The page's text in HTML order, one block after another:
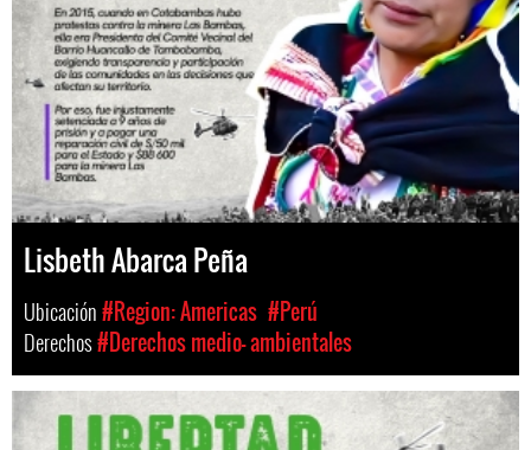
Lisbeth Abarca Peña
Ubicación#Region: Americas #Perú
Derechos#Derechos medio- ambientales